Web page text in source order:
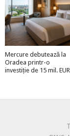
Mercure debutează la
Oradea printr-o
investiție de 15 mil. EUR